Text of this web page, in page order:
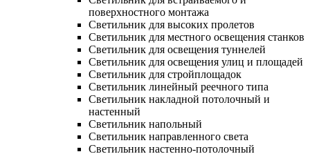
поверхностного монтажа
Светильник для высоких пролетов
Светильник для местного освещения станков
Светильник для освещения туннелей
Светильник для освещения улиц и площадей
Светильник для стройплощадок
Светильник линейный реечного типа
Светильник накладной потолочный и
настенный
Светильник напольный
Светильник направленного света
Светильник настенно-потолочный